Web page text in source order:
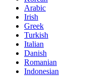
Arabic
Irish
Greek
Turkish
Italian
Danish
Romanian
Indonesian